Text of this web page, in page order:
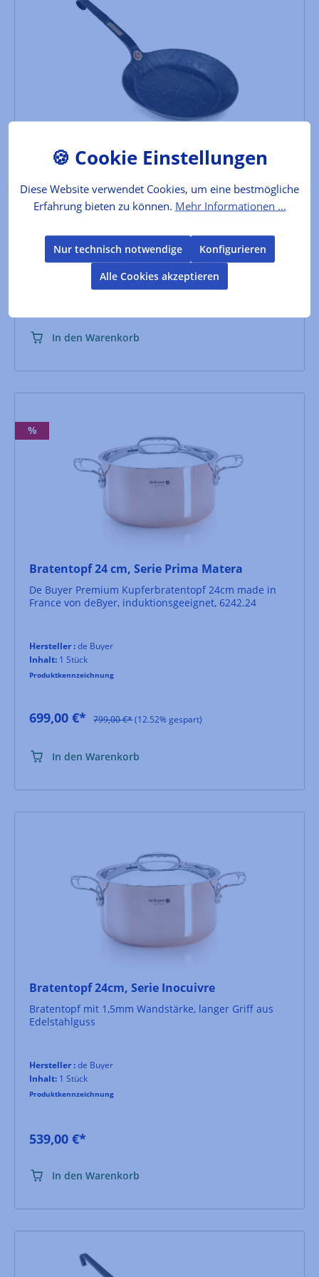
Bratpfanne handgeschmiedet, 20 cm
aus einem Stück freiform-warmgeschmiedet, in dieser
Qualität eine Rarität, verfügbar in drei Größen
Inhalt:
Produktkennzeichnung
In den Warenkorb
%
Bratentopf 24 cm, Serie Prima Matera
De Buyer Premium Kupferbratentopf 24cm made in
France von deByer, induktionsgeeignet, 6242.24
Hersteller :de Buyer
Inhalt: 1 Stück
Produktkennzeichnung
699,00 €* 799,00 €*(12.52% gespart)
In den Warenkorb
Bratentopf 24cm, Serie Inocuivre
Bratentopf mit 1,5mm Wandstärke, langer Griff aus
Edelstahlguss
Hersteller :de Buyer
Inhalt: 1 Stück
Produktkennzeichnung
539,00 €*
In den Warenkorb
Diese Website verwendet Cookies, um eine bestmögliche
Erfahrung bieten zu können. Mehr Informationen ...
Nur technisch notwendige
Konfigurieren
Alle Cookies akzeptieren